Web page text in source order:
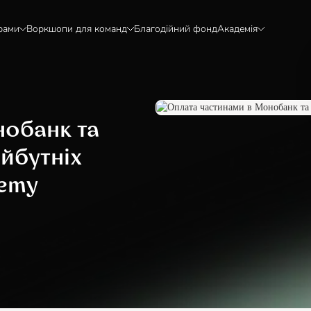
Воркшопи для команд Благодійний фондАкадемія
та